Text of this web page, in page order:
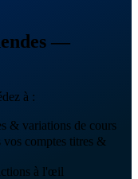
—
à :
& variations de cours
vos comptes titres &
à l'œil